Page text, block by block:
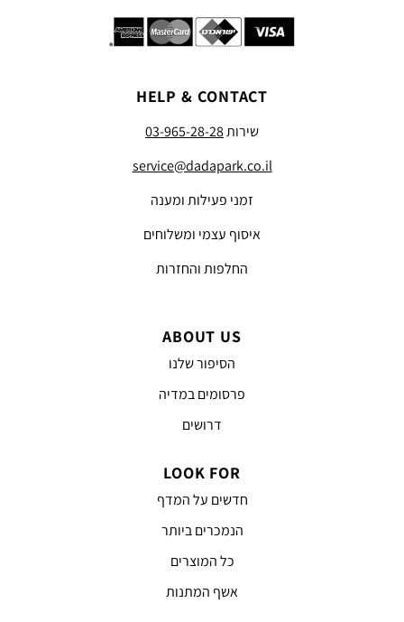
HELP & CONTACT
שירות03-965-28-28
service@dadapark.co.il
זמני פעילות ומענה
איסוף עצמי ומשלוחים
החלפות והחזרות
ABOUT US
הסיפור שלנו
פרסומים במדיה
דרושים
LOOK FOR
חדשים על המדף
הנמכרים ביותר
כל המוצרים
אשף המתנות